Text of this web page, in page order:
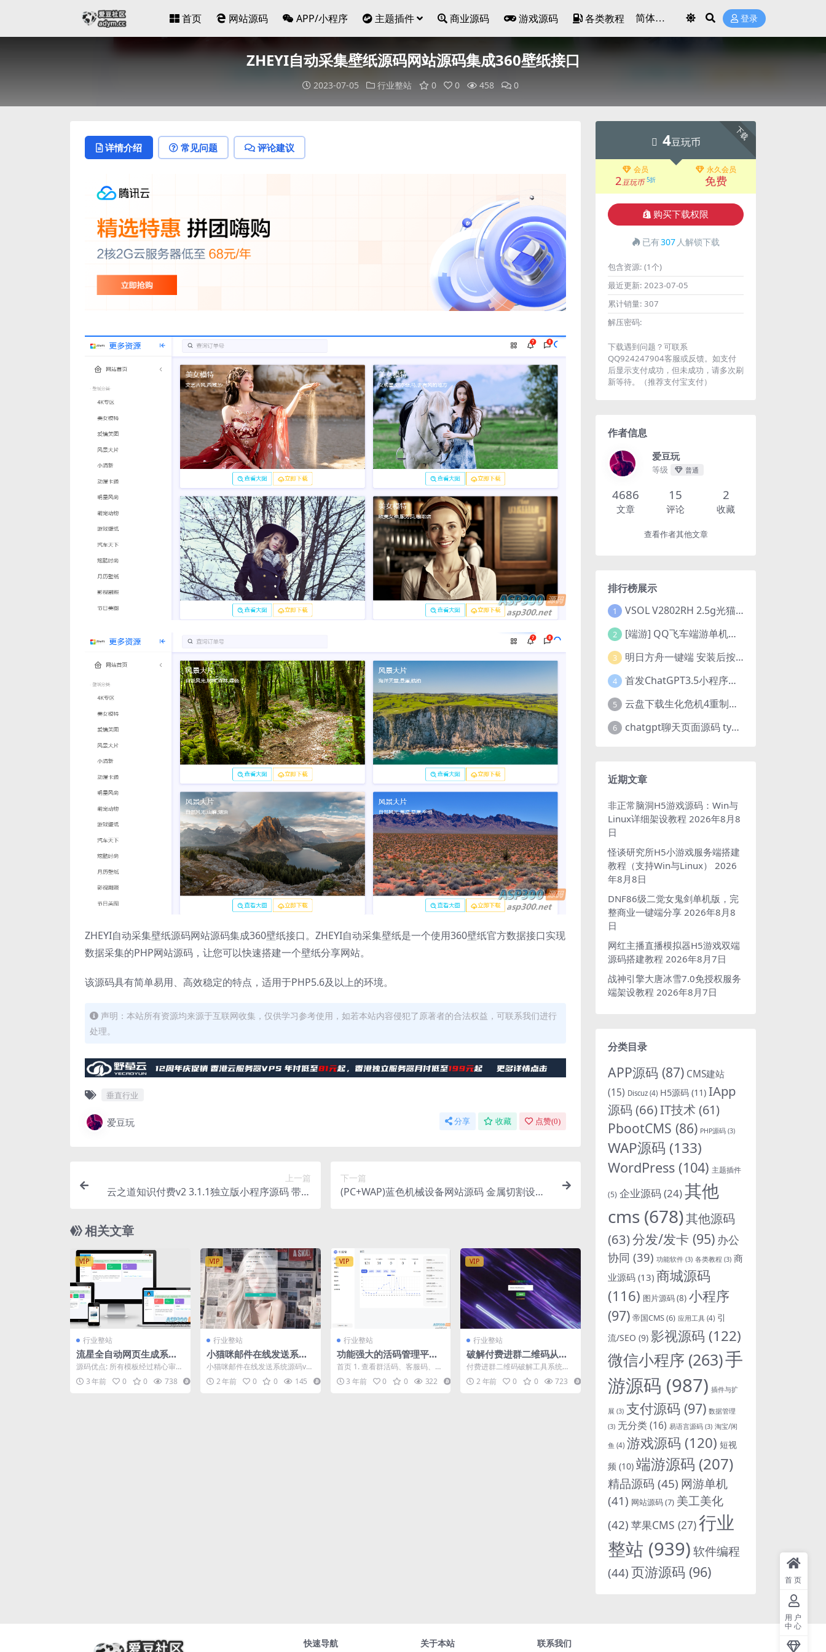
首页 网站源码 APP/小程序 主题插件 商业源码 游戏源码 各类教程 登录
ZHEYI自动采集壁纸源码网站源码集成360壁纸接口
2023-07-05 行业整站 0 0 458 0
详情介绍 常见问题 评论建议
ZHEYI自动采集壁纸源码网站源码集成360壁纸接口。ZHEYI自动采集壁纸是一个使用360壁纸官方数据接口实现
数据采集的PHP网站源码，让您可以快速搭建一个壁纸分享网站。
该源码具有简单易用、高效稳定的特点，适用于PHP5.6及以上的环境。
声明：本站所有资源均来源于互联网收集，仅供学习参考使用，如若本站内容侵犯了原著者的合法权益，可联系我们进行
处理。
垂直行业
爱豆玩 分享 收藏 点赞(0)
上一篇
云之道知识付费v2 3.1.1独立版小程序源码 带教
下一篇
(PC+WAP)蓝色机械设备网站源码 金属切割设备
相关文章
VIP
行业整站
流星全自动网页生成系统
重构版
源码优点: 所有模板经过精心审核
与修改，完美兼容小屏手机大屏
手机，以及各种平板端...
3 年前 0 0 738
VIP
行业整站
小猫咪邮件在线发送系统
源码v1.1，支持添加附件
小猫咪邮件在线发送系统源码v1.
1，支持添加附件 一款免登录发
送邮件，支持发送附...
2 年前 0 0 145
VIP
行业整站
功能强大的活码管理平台-
支持淘宝客和分享卡片等
功
首页 1. 查看群活码、客服码、渠
道码当天总访问量 2. 查看成员账
号个数 3....
3 年前 0 0 322
VIP
行业整站
破解付费进群二维码从而
获取到进群的二维码的工
具源码
付费进群二维码破解工具系统源
码，付费进群的基本原理知道就
可以获取到进群的二维码，...
2 年前 0 0 723
下载
4豆玩币
会员
2豆玩币 5折
永久会员
免费
购买下载权限
已有307 人解锁下载
包含资源: (1个)
最近更新: 2023-07-05
累计销量: 307
解压密码:
下载遇到问题？可联系
QQ924247904客服或反馈。如支付
后显示支付成功，但未成功，请多次刷
新等待。（推荐支付宝支付）
作者信息
爱豆玩
等级 普通
4686
文章
15
评论
2
收藏
查看作者其他文章
排行榜展示
1 VSOL V2802RH 2.5g光猫 设置使用教程及设置SN教程-附带稳定固件使用手册等
2 [端游] QQ飞车端游单机版，各种车套装都有，免虚拟机
3 明日方舟一键端 安装后按说明启动即可
4 首发ChatGPT3.5小程序开源vue
5 云盘下载生化危机4重制版女皇豪华版分流+女皇学习补丁+修改器 解压即玩【阿里云盘】
6 chatgpt聊天页面源码 typecho博客程序joe主题
近期文章
非正常脑洞H5游戏源码：Win与
Linux详细架设教程 2026年8月8
日
怪谈研究所H5小游戏服务端搭建
教程（支持Win与Linux）
2026
年8月8日
DNF86级二觉女鬼剑单机版，完
整商业一键端分享 2026年8月8
日
网红主播直播模拟器H5游戏双端
源码搭建教程 2026年8月7日
战神引擎大唐冰雪7.0免授权服务
端架设教程 2026年8月7日
分类目录
APP源码 (87) CMS建站
(15) Discuz (4) H5源码 (11) IApp
源码 (66)IT技术(61)
PbootCMS (86) PHP源码 (3)
WAP源码 (133)
WordPress (104) 主题插件
(5) 企业源码(24)其他
cms (678)其他源码
(63)分发/发卡 (95) 办公
协同 (39) 功能软件 (3) 各类教程 (3) 商
业源码 (13) 商城源码
(116) 图片源码(8) 小程序
(97) 帝国CMS(6) 应用工具 (4) 引
流/SEO (9) 影视源码 (122)
微信小程序 (263)手
游源码 (987) 插件与扩
展 (3) 支付源码 (97) 数据管理
(3) 无分类(16) 易语言源码 (3) 淘宝/闲
鱼 (4) 游戏源码 (120) 短视
频 (10) 端游源码 (207)
精品源码 (45) 网游单机
(41) 网站源码(7) 美工美化
(42) 苹果CMS (27)行业
整站 (939)软件编程
(44)页游源码 (96)
快速导航 关于本站 联系我们
首页
用户
中心